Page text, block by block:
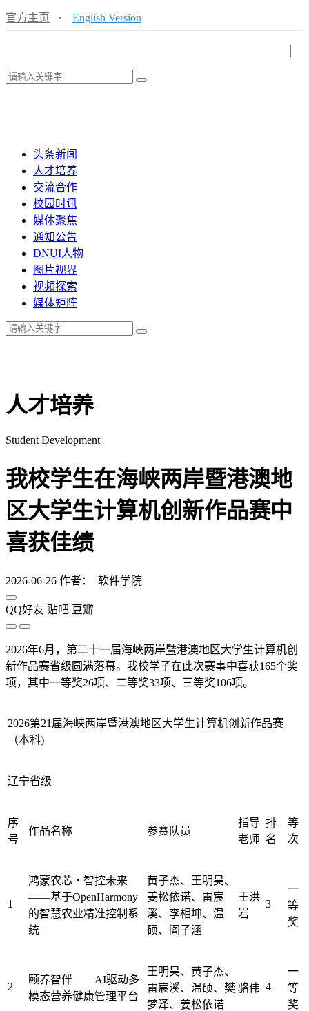
官方主页 · English Version
头条新闻
人才培养
交流合作
校园时讯
媒体聚焦
通知公告
DNUI人物
图片视界
视频探索
媒体矩阵
人才培养
Student Development
我校学生在海峡两岸暨港澳地
区大学生计算机创新作品赛中
喜获佳绩
2026-06-26 作者： 软件学院
QQ好友 贴吧 豆瓣
2026年6月，第二十一届海峡两岸暨港澳地区大学生计算机创
新作品赛省级圆满落幕。我校学子在此次赛事中喜获165个奖
项，其中一等奖26项、二等奖33项、三等奖106项。
2026第21届海峡两岸暨港澳地区大学生计算机创新作品赛
（本科)
辽宁省级
序
号
作品名称 参赛队员
指导
老师
排
名
等
次
1
鸿蒙农芯・智控未来
——基于OpenHarmony
的智慧农业精准控制系
统
黄子杰、王明昊、
姜松依诺、雷宸
溪、李相坤、温
硕、阎子涵
王洪
岩
3
一
等
奖
2
颐养智伴——AI驱动多
模态营养健康管理平台
王明昊、黄子杰、
雷宸溪、温硕、樊
梦泽、姜松依诺
骆伟 4
一
等
奖